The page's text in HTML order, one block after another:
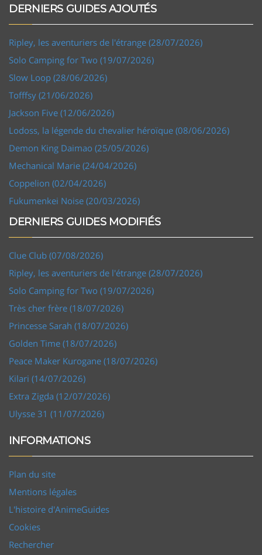
DERNIERS GUIDES AJOUTÉS
Ripley, les aventuriers de l'étrange (28/07/2026)
Solo Camping for Two (19/07/2026)
Slow Loop (28/06/2026)
Tofffsy (21/06/2026)
Jackson Five (12/06/2026)
Lodoss, la légende du chevalier héroïque (08/06/2026)
Demon King Daimao (25/05/2026)
Mechanical Marie (24/04/2026)
Coppelion (02/04/2026)
Fukumenkei Noise (20/03/2026)
DERNIERS GUIDES MODIFIÉS
Clue Club (07/08/2026)
Ripley, les aventuriers de l'étrange (28/07/2026)
Solo Camping for Two (19/07/2026)
Très cher frère (18/07/2026)
Princesse Sarah (18/07/2026)
Golden Time (18/07/2026)
Peace Maker Kurogane (18/07/2026)
Kilari (14/07/2026)
Extra Zigda (12/07/2026)
Ulysse 31 (11/07/2026)
INFORMATIONS
Plan du site
Mentions légales
L'histoire d'AnimeGuides
Cookies
Rechercher